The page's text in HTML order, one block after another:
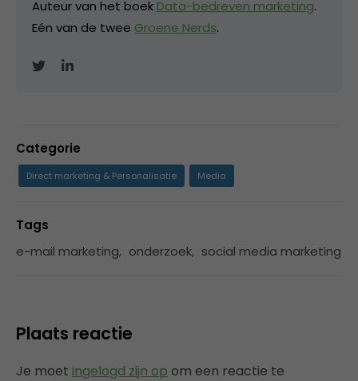
Auteur van het boek Data-bedreven marketing.
Eén van de twee Groene Nerds.
Categorie
Direct marketing & Personalisatie Media
Tags
e-mail marketing, onderzoek, social media marketing
Plaats reactie
Je moet ingelogd zijn op om een reactie te